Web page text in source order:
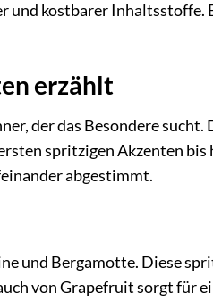
und kostbarer Inhaltsstoffe.
erzählt
der das Besondere sucht.
spritzigen Akzenten bis
abgestimmt.
und Bergamotte. Diese
von Grapefruit sorgt für